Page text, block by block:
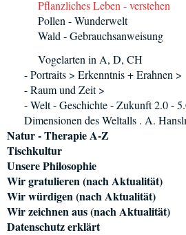
Pflanzliches Leben - verstehen
Pollen - Wunderwelt
Wald - Gebrauchsanweisung
Vogelarten in A, D, CH
- Portraits > Erkenntnis + Erahnen >
- Raum und Zeit >
- Welt - Geschichte - Zukunft 2.0 -
Dimensionen des Weltalls . A.
Natur - Therapie A-Z
Tischkultur
Unsere Philosophie
Wir gratulieren (nach Aktualität)
Wir würdigen (nach Aktualität)
Wir zeichnen aus (nach Aktualität)
Datenschutz erklärt